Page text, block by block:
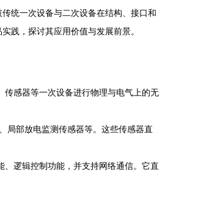
统一次设备与二次设备在结构、接口和
践，探讨其应用价值与发展前景。
感器等一次设备进行物理与电气上的无
局部放电监测传感器等。这些传感器直
逻辑控制功能，并支持网络通信。它直